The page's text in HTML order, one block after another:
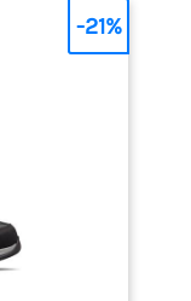
-21%